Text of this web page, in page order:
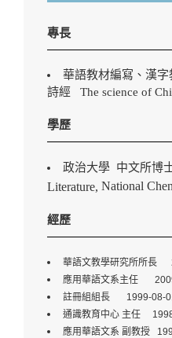
專長
華語教材編寫、漢字
詩經 The science of
學歷
政治大學 中文所博
Literature, National
經歷
華語文教學研究所所長
應用華語文系主任
註冊組組長 1999-08-
通識教育中心 主任
應用華語文系 副教授